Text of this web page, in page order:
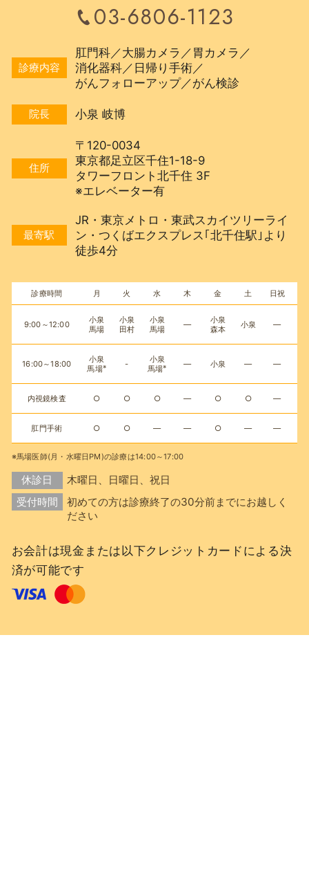
03-6806-1123
診療内容
肛門科／大腸カメラ／胃カメラ／
消化器科／ 日帰り手術／
がんフォローアップ／がん検診
院長 小泉 岐博
住所
〒120-0034
東京都足立区千住1-18-9
タワーフロント北千住 3F
※エレベーター有
最寄駅
JR・東京メトロ・東武スカイツリーライ
ン・つくばエクスプレス｢北千住駅｣より
徒歩4分
※馬場医師(月・水曜日PM)の診療は14:00～17:00
休診日
木曜日、日曜日、祝日
受付時間
初めての方は診療終了の30分前までにお越しく
ださい
診療時間 月 火 水 木 金 土 日祝
9:00～12:00
小泉
馬場
小泉
田村
小泉
馬場
―
小泉
森本
小泉 ―
16:00～18:00
小泉
馬場※ -
小泉
馬場※ ― 小泉 ― ―
内視鏡検査 ○ ○ ○ ― ○ ○ ―
肛門手術 ○ ○ ― ― ○ ― ―
お会計は現金または以下クレジットカードによる決
済が可能です